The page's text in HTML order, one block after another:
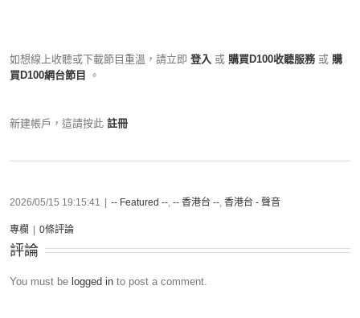
如想線上收聽或下載節目重溫，請立即 登入 或 購買D100收聽服務 或 購
買D100網台節目
。
新建帳戶，這請按此 註冊
2026/05/15 19:15:41 -- Featured --, -- 香港台 --, 香港台 - 聲音
專欄 0條評論
評論
You must be logged in to post a comment.